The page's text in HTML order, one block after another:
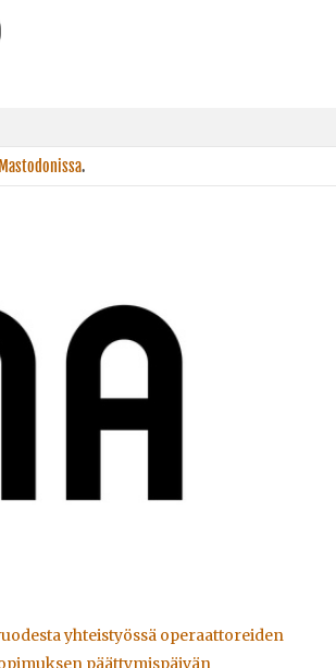
Mastodonissa.
yhteistyössä operaattoreiden
päättymispäivän